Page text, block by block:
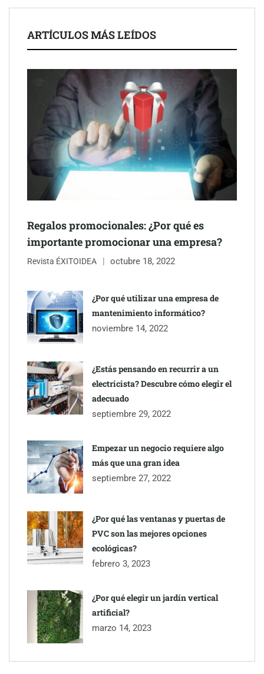
Schaeffler mejora su rentabilidad en el primer semestre de 2026
NOVA: innovación y diseño que transforman espacios de la
mano de Tormo Franquicias
ARTÍCULOS MÁS LEÍDOS
Regalos promocionales: ¿Por qué es
importante promocionar una empresa?
Revista ÉXITOIDEA octubre 18, 2022
¿Por qué utilizar una empresa de
mantenimiento informático?
noviembre 14, 2022
¿Estás pensando en recurrir a un
electricista? Descubre cómo elegir el
adecuado
septiembre 29, 2022
Empezar un negocio requiere algo
más que una gran idea
septiembre 27, 2022
¿Por qué las ventanas y puertas de
PVC son las mejores opciones
ecológicas?
febrero 3, 2023
¿Por qué elegir un jardín vertical
artificial?
marzo 14, 2023